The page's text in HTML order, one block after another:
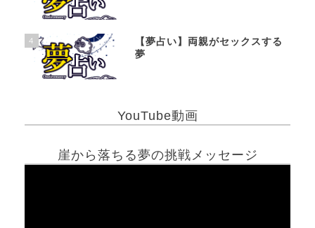
4
【夢占い】両親がセックスする
夢
YouTube動画
崖から落ちる夢の挑戦メッセージ